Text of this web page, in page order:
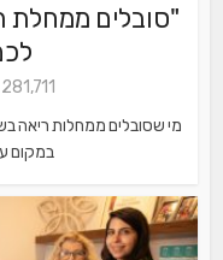
"סובלים ממחלת
281,711 צפיות
מי שסובלים ממחלות ריאה
במקום